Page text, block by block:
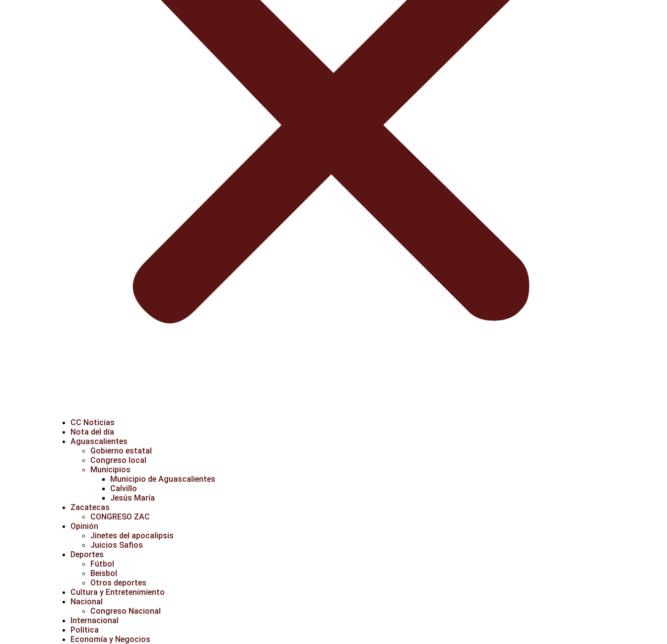
CC Noticias
Nota del día
Aguascalientes
Gobierno estatal
Congreso local
Municipios
Municipio de Aguascalientes
Calvillo
Jesús María
Zacatecas
CONGRESO ZAC
Opinión
Jinetes del apocalipsis
Juicios Safios
Deportes
Fútbol
Beisbol
Otros deportes
Cultura y Entretenimiento
Nacional
Congreso Nacional
Internacional
Política
Economía y Negocios